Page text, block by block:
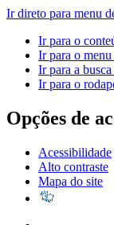
Ir direto para menu
Ir para o
Ir para o menu
Ir para a busca
Ir para o
Opções de
Acessibilidade
Alto contraste
Mapa do site